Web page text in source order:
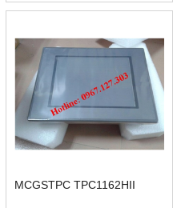
MCGSTPC TPC1162HII